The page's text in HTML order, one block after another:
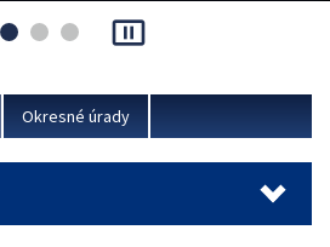
a Ministerstva vnútra SR.
pause_presentation
Okresné úrady